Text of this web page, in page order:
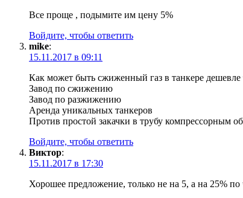
Все проще , подымите им цену 5%
Войдите, чтобы ответить
mike:
15.11.2017 в 09:11
Как может быть сжиженный газ в танкере дешевле
Завод по сжижению
Завод по разжижению
Аренда уникальных танкеров
Против простой закачки в трубу компрессорным
Войдите, чтобы ответить
Виктор:
15.11.2017 в 17:30
Хорошее предложение, только не на 5, а на 25%